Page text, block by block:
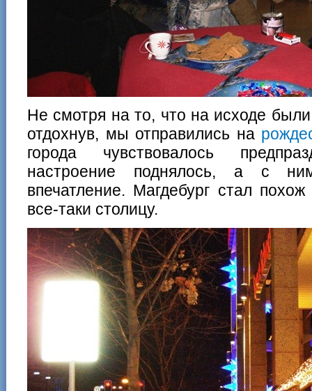
Не смотря на то, что на исходе
отдохнув, мы отправились на
города чувствовалось
настроение поднялось, а с
впечатление. Магдебург стал
все-таки столицу.